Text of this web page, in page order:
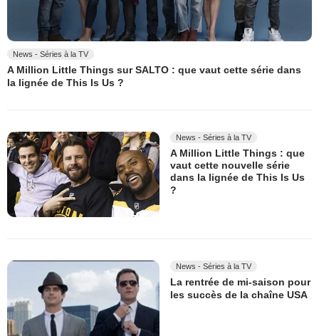
News - Séries à la TV
A Million Little Things sur SALTO : que vaut cette série dans
la lignée de This Is Us ?
News - Séries à la TV
A Million Little Things : que
vaut cette nouvelle série
dans la lignée de This Is Us
?
News - Séries à la TV
La rentrée de mi-saison pour
les succès de la chaîne USA